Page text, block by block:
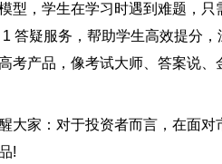
型，学生在学习时遇到难题，
答疑服务，帮助学生高效提分
考产品，像考试大师、答案说
家：对于投资者而言，在面对
!